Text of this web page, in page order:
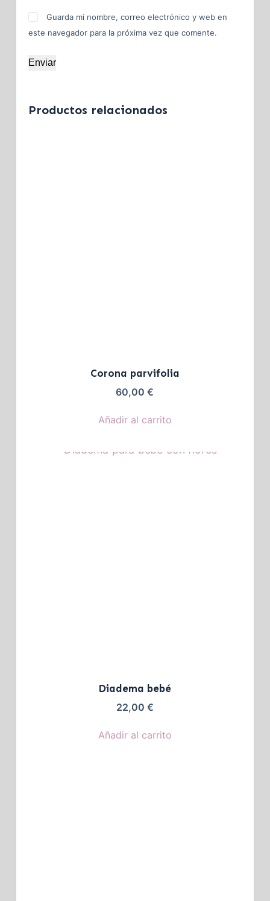
Guarda mi nombre, correo electrónico y web en
este navegador para la próxima vez que comente.
Enviar
Productos relacionados
Corona parvifolia
60,00€
Añadir al carrito
Diadema bebé
22,00 €
Añadir al carrito